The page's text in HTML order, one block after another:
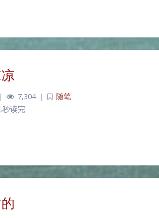
| 7,304 |
随笔
秒读完